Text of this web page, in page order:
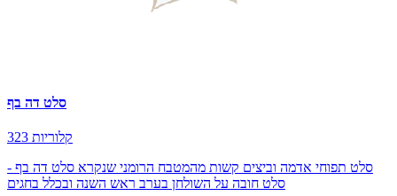
סלט דה בף
323 קלוריות
סלט תפוחי אדמה וביצים קשות מהמטבח הרומני שנקרא סלט דה בף -
סלט חובה על השולחן בערב ראש השנה ובכלל בחגים